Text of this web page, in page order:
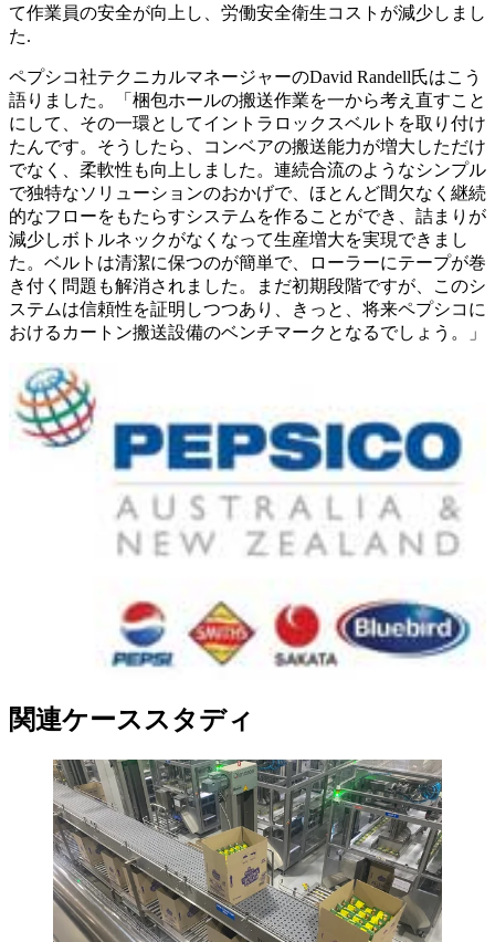
て作業員の安全が向上し、労働安全衛生コストが減少しまし
た.
ペプシコ社テクニカルマネージャーのDavid Randell氏はこう
語りました。「梱包ホールの搬送作業を一から考え直すこと
にして、その一環としてイントラロックスベルトを取り付け
たんです。そうしたら、コンベアの搬送能力が増大しただけ
でなく、柔軟性も向上しました。連続合流のようなシンプル
で独特なソリューションのおかげで、ほとんど間欠なく継続
的なフローをもたらすシステムを作ることができ、詰まりが
減少しボトルネックがなくなって生産増大を実現できまし
た。ベルトは清潔に保つのが簡単で、ローラーにテープが巻
き付く問題も解消されました。まだ初期段階ですが、このシ
ステムは信頼性を証明しつつあり、きっと、将来ペプシコに
おけるカートン搬送設備のベンチマークとなるでしょう。」
関連ケーススタディ